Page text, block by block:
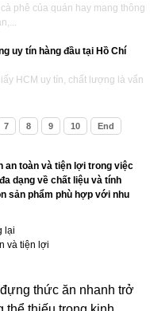
phê của quán hay mang thông
uy tín hàng đầu tại Hồ Chí
HCM uy tín, chất lượng là vấn
7 8 9 10 End
an toàn và tiện lợi trong việc
dạng về chất liệu và tính
sản phẩm phù hợp với nhu
lại
và tiện lợi
thức ăn nhanh trở